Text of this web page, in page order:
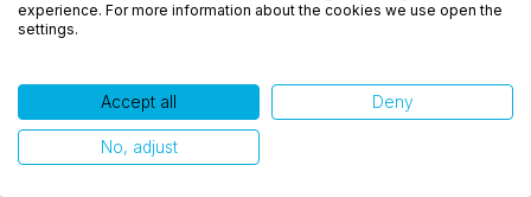
como você interage em nosso site e personalizar
conteúdo. Ao utilizar este site, você concorda com
Ok, entendi!
O Nubank é reconhecido como uma
experience. For more information about the cookies we use open the
settings.
Accept all Deny
No, adjust